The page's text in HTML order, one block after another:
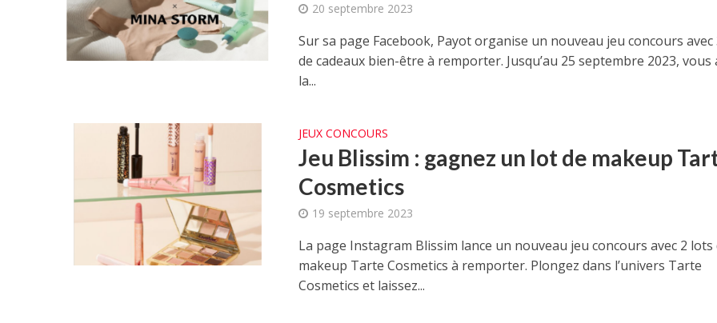
20 septembre 2023
Sur sa page Facebook, Payot organise un nouveau jeu concours avec
de cadeaux bien-être à remporter. Jusqu’au 25 septembre 2023, vous
la...
JEUX CONCOURS
Jeu Blissim : gagnez un lot de makeup
Cosmetics
19 septembre 2023
La page Instagram Blissim lance un nouveau jeu concours avec 2 lots
makeup Tarte Cosmetics à remporter. Plongez dans l’univers Tarte
Cosmetics et laissez...